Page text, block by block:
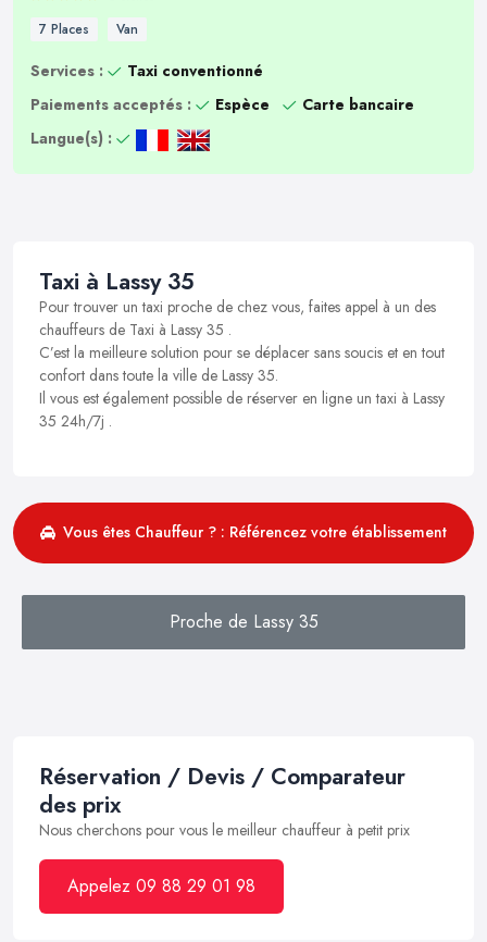
7 Places Van
Services :
Taxi conventionné
Paiements acceptés :
Espèce
Carte bancaire
Langue(s) :
Taxi à Lassy 35
Pour trouver un taxi proche de chez vous, faites appel à un des
chauffeurs de Taxi à Lassy 35 .
C’est la meilleure solution pour se déplacer sans soucis et en tout
confort dans toute la ville de Lassy 35.
Il vous est également possible de réserver en ligne un taxi à Lassy
35 24h/7j .
Vous êtes Chauffeur ? : Référencez votre établissement
Proche de Lassy 35
Réservation / Devis / Comparateur
des prix
Nous cherchons pour vous le meilleur chauffeur à petit prix
Appelez 09 88 29 01 98